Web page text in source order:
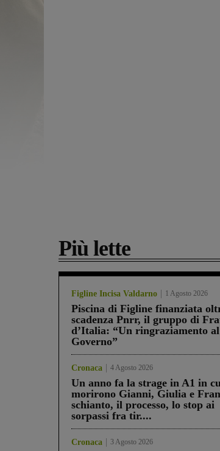
Più lette
Figline Incisa Valdarno 1 Agosto 2026
Piscina di Figline finanziata
scadenza Pnrr, il gruppo di
d’Italia: “Un ringraziamento al
Governo”
Cronaca 4 Agosto 2026
Un anno fa la strage in A1 in
morirono Gianni, Giulia e
schianto, il processo, lo stop ai
sorpassi fra tir....
Cronaca 3 Agosto 2026